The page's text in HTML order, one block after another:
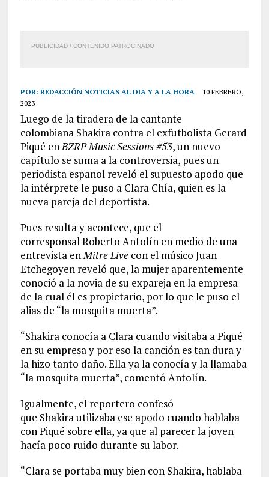
PUBLICIDAD / CONTENIDO PATROCINADO
POR: REDACCIÓN NOTICIAS AL DIA Y A LA HORA
10 FEBRERO,
2023
Luego de la tiradera de la cantante
colombiana Shakira contra el exfutbolista Gerard
Piqué enBZRP Music Sessions #53, un nuevo
capítulo se suma a la controversia, pues un
periodista español reveló el supuesto apodo que
la intérprete le puso a Clara Chía, quien es la
nueva pareja del deportista.
Pues resulta y acontece, que el
corresponsal Roberto Antolín en medio de una
entrevista enMitre Livecon el músico Juan
Etchegoyen reveló que, la mujer aparentemente
conoció a la novia de su expareja en la empresa
de la cual él es propietario, por lo que le puso el
alias de “la mosquita muerta”.
“Shakira conocía a Clara cuando visitaba a Piqué
en su empresa y por eso la canción es tan dura y
la hizo tanto daño. Ella ya la conocía y la llamaba
“la mosquita muerta”, comentó Antolín.
Igualmente, el reportero confesó
que Shakira utilizaba ese apodo cuando hablaba
con Piqué sobre ella, ya que al parecer la joven
hacía poco ruido durante su labor.
“Clara se portaba muy bien con Shakira, hablaba